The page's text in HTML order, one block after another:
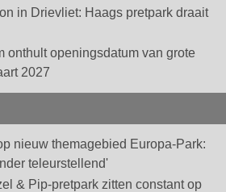
in Drievliet: Haags pretpark draait
onthult openingsdatum van grote
2027
nieuw themagebied Europa-Park:
teleurstellend'
& Pip-pretpark zitten constant op